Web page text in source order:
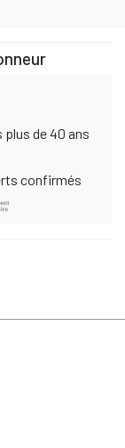
de 40 ans
confirmés